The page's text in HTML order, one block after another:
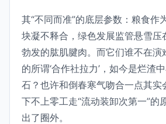
其“不同而准”的底层参数：粮食作
块凝不释合，绿色发展监管悬雪压
勃发的肱肌腱肉。而它们谁不在演
的所谓‘合作社拉力’，如今是烂渣
石？也许和倒春寒气吻合一点其实
下不上零工走“流动装卸次第一”的
出了圈外。